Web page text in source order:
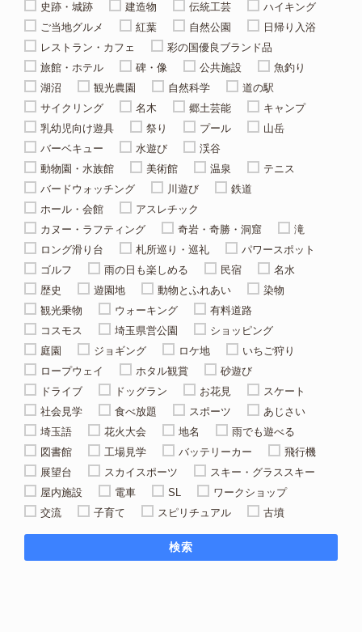
史跡・城跡 建造物 伝統工芸
ハイキング
ご当地グルメ
紅葉 自然公園
日帰り入浴
レストラン・カフェ
彩の国優良ブランド品
旅館・ホテル
碑・像 公共施設
魚釣り
湖沼
観光農園 自然科学
道の駅
サイクリング
名木 郷土芸能
キャンプ
乳幼児向け遊具
祭り プール
山岳
バーベキュー
水遊び
渓谷
動物園・水族館
美術館 温泉
テニス
バードウォッチング
川遊び
鉄道
ホール・会館
アスレチック
カヌー・ラフティング
奇岩・奇勝・洞窟
滝
ロング滑り台
札所巡り・巡礼
パワースポット
ゴルフ
雨の日も楽しめる 民宿
名水
歴史
遊園地 動物とふれあい
染物
観光乗物
ウォーキング
有料道路
コスモス
埼玉県営公園
ショッピング
庭園
ジョギング ロケ地
いちご狩り
ロープウェイ
ホタル観賞
砂遊び
ドライブ
ドッグラン お花見
スケート
社会見学
食べ放題 スポーツ
あじさい
埼玉語
花火大会 地名
雨でも遊べる
図書館
工場見学 バッテリーカー
飛行機
展望台
スカイスポーツ
スキー・グラススキー
屋内施設
電車 SL
ワークショップ
交流
子育て スピリチュアル 古墳
検索